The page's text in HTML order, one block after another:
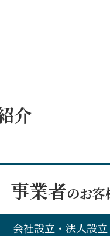
介
事業者のお客
会社設立・法人設